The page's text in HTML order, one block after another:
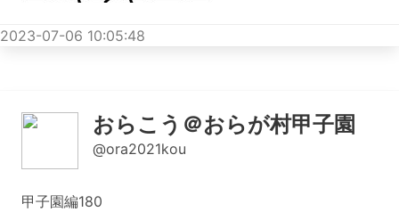
2023-07-06 10:05:48
おらこう＠おらが村甲子園
@ora2021kou
甲子園編180